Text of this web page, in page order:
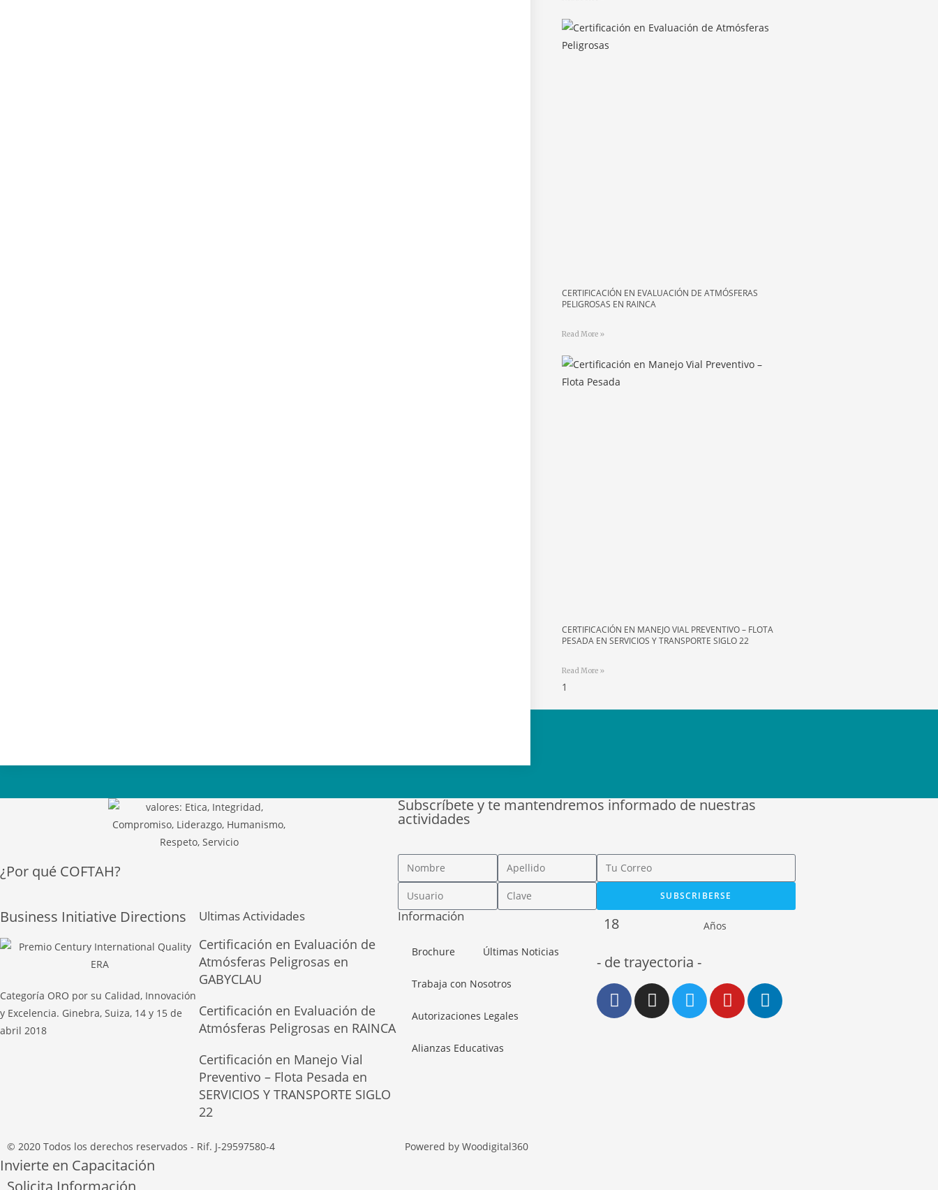
CERTIFICACIÓN EN EVALUACIÓN DE ATMÓSFERAS
PELIGROSAS EN RAINCA
Read More »
CERTIFICACIÓN EN MANEJO VIAL PREVENTIVO – FLOTA
PESADA EN SERVICIOS Y TRANSPORTE SIGLO 22
Read More »
¿Por qué COFTAH?
Subscríbete y te mantendremos informado de nuestras
actividades
SUBSCRIBERSE
Business Initiative Directions
Categoría ORO por su Calidad, Innovación
y Excelencia. Ginebra, Suiza, 14 y 15 de
abril 2018
Ultimas Actividades
Certificación en Evaluación de
Atmósferas Peligrosas en
GABYCLAU
Certificación en Evaluación de
Atmósferas Peligrosas en RAINCA
Certificación en Manejo Vial
Preventivo – Flota Pesada en
SERVICIOS Y TRANSPORTE SIGLO
22
Información
Brochure Últimas Noticias
Trabaja con Nosotros
Autorizaciones Legales
Alianzas Educativas
18 Años
- de trayectoria -
© 2020 Todos los derechos reservados - Rif. J-29597580-4 Powered by Woodigital360
Invierte en Capacitación
Solicita Información